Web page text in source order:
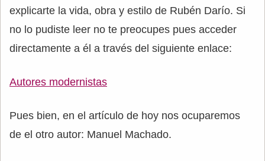
explicarte la vida, obra y estilo de Rubén Darío. Si
no lo pudiste leer no te preocupes pues acceder
directamente a él a través del siguiente enlace:
Autores modernistas
Pues bien, en el artículo de hoy nos ocuparemos
de el otro autor: Manuel Machado.